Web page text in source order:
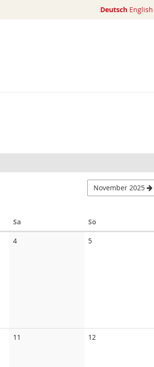
Deutsch English
November 2025
SaSamstag So
4Keine
5Keine
11 12